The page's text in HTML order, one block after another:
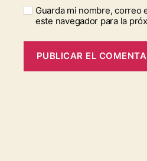
Guarda mi nombre, correo
este navegador para la